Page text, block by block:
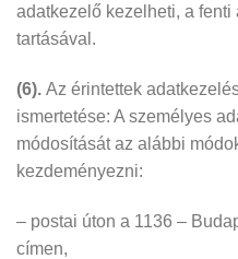
adatkezelő kezelheti, a
tartásával.
(6). Az érintettek
ismertetése: A személyes
módosítását az alábbi
kezdeményezni:
– postai úton a 1136 –
címen,